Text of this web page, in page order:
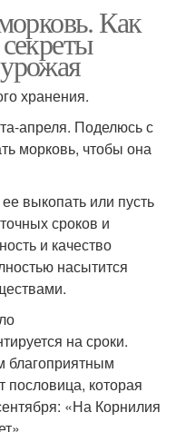
Как
хранения.
апреля. Поделюсь с
морковь, чтобы она
выкопать или пусть
сроков и
и качество
насытится
на сроки.
благоприятным
которая
«На Корнилия